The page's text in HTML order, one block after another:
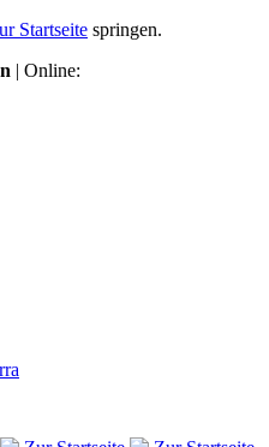
Startseite springen.
| Online: